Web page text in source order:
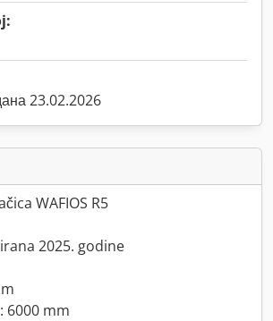
23.02.2026
WAFIOS R5
2025. godine
6000 mm